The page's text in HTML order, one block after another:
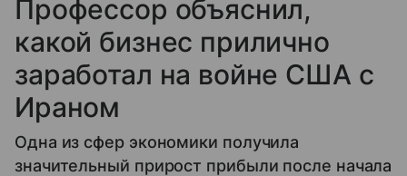
Профессор объяснил,
какой бизнес прилично
заработал на войне США с
Ираном
Одна из сфер экономики получила
значительный прирост прибыли после начала